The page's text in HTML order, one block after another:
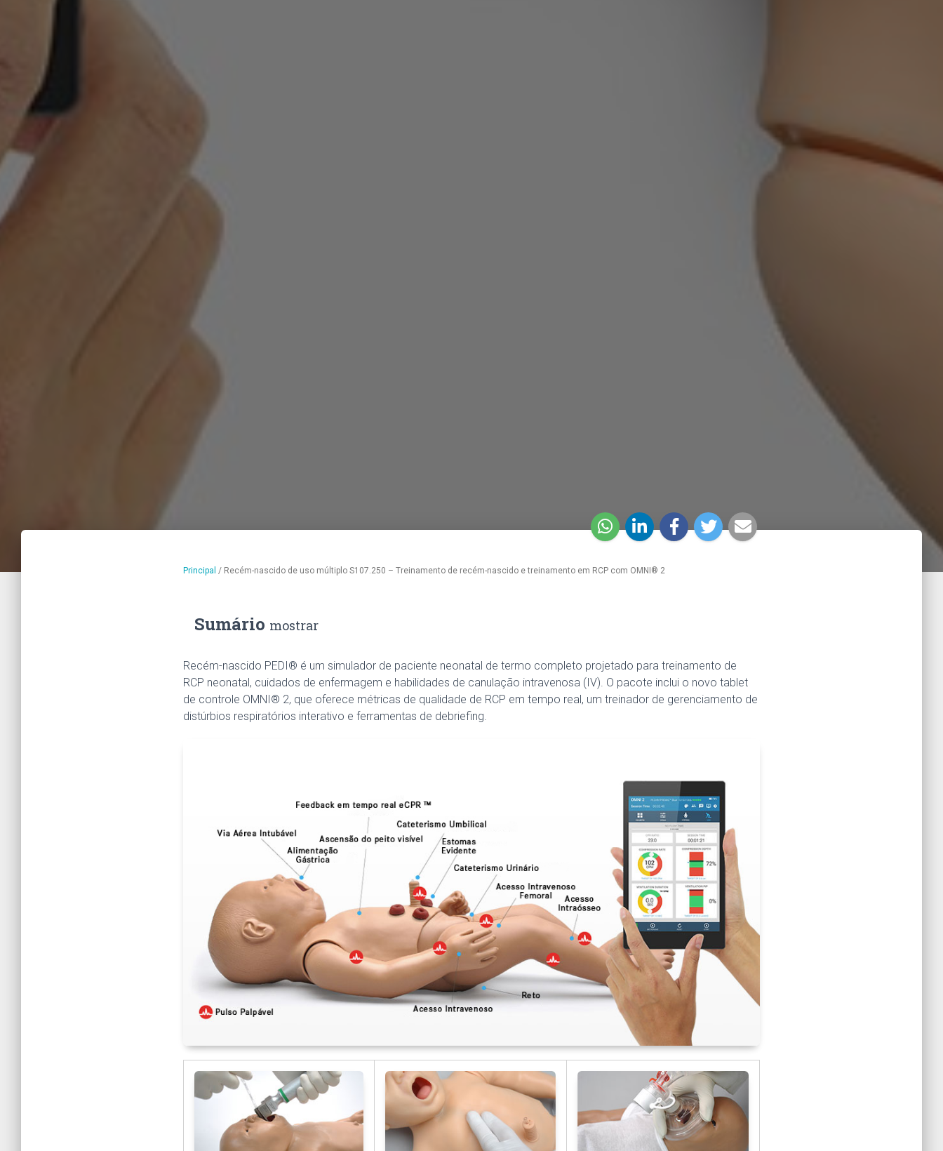
Principal / Recém-nascido de uso múltiplo S107.250 – Treinamento de recém-nascido e treinamento em RCP com OMNI® 2
Sumário mostrar
Recém-nascido PEDI® é um simulador de paciente neonatal de termo completo projetado para treinamento de
RCP neonatal, cuidados de enfermagem e habilidades de canulação intravenosa (IV). O pacote inclui o novo tablet
de controle OMNI® 2, que oferece métricas de qualidade de RCP em tempo real, um treinador de gerenciamento de
distúrbios respiratórios interativo e ferramentas de debriefing.